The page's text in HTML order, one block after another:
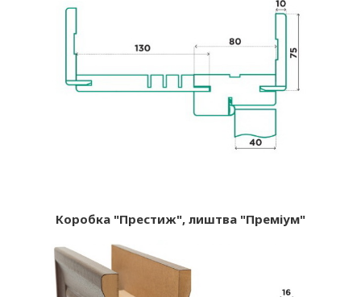
Коробка "Престиж", лиштва "Преміум"